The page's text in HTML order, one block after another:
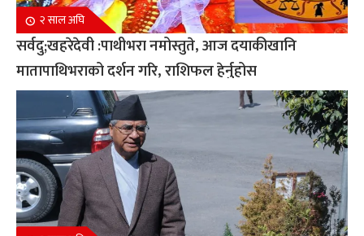
२ साल अघि
सर्वदु;खहरेदेवी :पाथीभरा नमोस्तुते, आज दयाकीखानि
मातापाथिभराको दर्शन गरि, राशिफल हेर्नुहोस